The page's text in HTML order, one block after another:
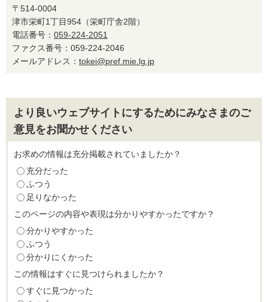
〒514-0004
津市栄町1丁目954（栄町庁舎2階）
電話番号： 059-224-2051
ファクス番号：059-224-2046
メールアドレス： tokei@pref.mie.lg.jp
より良いウェブサイトにするためにみなさまのご
意見をお聞かせください
お求めの情報は充分掲載されていましたか？
充分だった
ふつう
足りなかった
このページの内容や表現は分かりやすかったですか？
分かりやすかった
ふつう
分かりにくかった
この情報はすぐに見つけられましたか？
すぐに見つかった